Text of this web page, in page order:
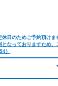
日のためご予約頂けま
なっておりますため、
）